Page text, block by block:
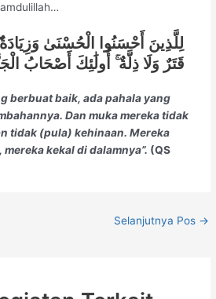
لِلَّذِينَ أَحْسَنُوا الْحُسْنَىٰ
قَتَرٌ وَلَا ذِلَّةٌ ۚ أُولَٰئِكَ أَصْحَابُ
berbuat baik, ada pahala yang
Dan muka mereka tidak
tidak (pula) kehinaan. Mereka
kekal di dalamnya”. (QS
Selanjutnya Pos →